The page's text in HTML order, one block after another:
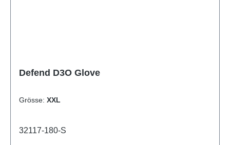
Defend D3O Glove
Grösse: XXL
32117-180-S